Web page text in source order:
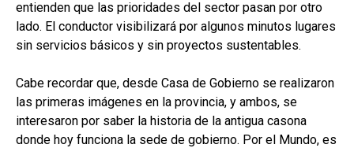
entienden que las prioridades del sector pasan por otro
lado. El conductor visibilizará por algunos minutos lugares
sin servicios básicos y sin proyectos sustentables.
Cabe recordar que, desde Casa de Gobierno se realizaron
las primeras imágenes en la provincia, y ambos, se
interesaron por saber la historia de la antigua casona
donde hoy funciona la sede de gobierno. Por el Mundo, es